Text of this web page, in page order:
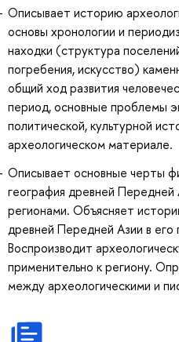
Описывает историю
основы хронологии и
находки (структура
погребения, искусство)
общий ход развития
период, основные проблемы
политической, культурной
археологическом материале.
Описывает основные черты
география древней
регионами. Объясняет
древней Передней Азии в его
Воспроизводит
применительно к региону.
между археологическими и